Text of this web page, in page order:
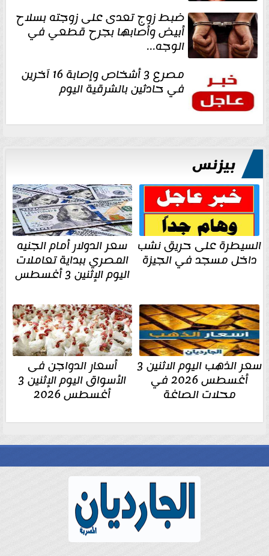
ضبط زوج تعدى على زوجته بسلاح
أبيض وأصابها بجرح قطعي في
الوجه...
مصرع 3 أشخاص وإصابة 16 آخرين
في حادثين بالشرقية اليوم
بيزنس
السيطرة على حريق نشب
داخل مسجد في الجيزة
سعر الدولار أمام الجنيه
المصري ببداية تعاملات
اليوم الإثنين 3 أغسطس
سعر الذهب اليوم الاثنين 3
أغسطس 2026 في
محلات الصاغة
أسعار الدواجن فى
الأسواق اليوم الإثنين 3
أغسطس 2026